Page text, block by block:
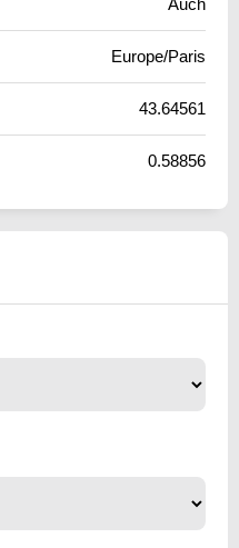
Europe/Paris
43.64561
0.58856